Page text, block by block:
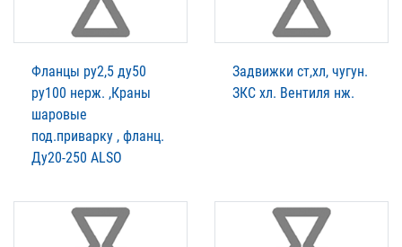
Фланцы ру2,5 ду50
ру100 нерж. ,Краны
шаровые
под.приварку , фланц.
Ду20-250 ALSO
Задвижки ст,хл, чугун.
ЗКС хл. Вентиля нж.